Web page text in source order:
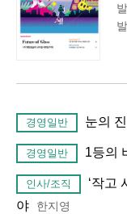
경영일반 눈의
경영일반 1등의
인사/조직
‘작고
야
한지영